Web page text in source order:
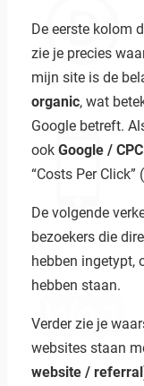
De eerste kolom
zie je precies
mijn site is de
organic, wat
Google betreft.
ook Google / CPC
“Costs Per
De volgende
bezoekers die
hebben ingetypt,
hebben staan.
Verder zie je
websites staan
website / referral